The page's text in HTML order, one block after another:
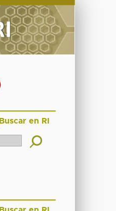
Buscar en RI